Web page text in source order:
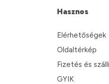
Hasznos
Elérhetőségek
Oldaltérkép
Fizetés és
GYIK